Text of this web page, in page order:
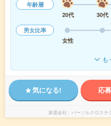
年齢層
20代
30代
男女比率
女性
も
気になる! 応
派遣会社 パーソルクロステ